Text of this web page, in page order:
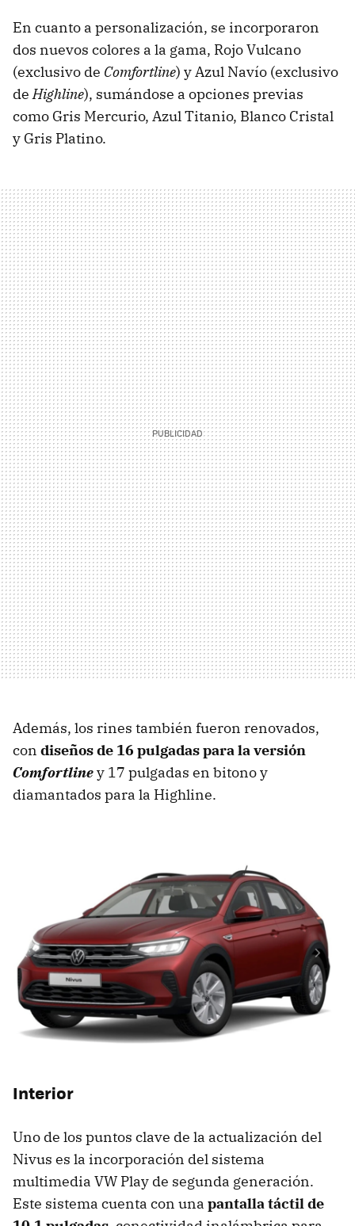
En cuanto a personalización, se incorporaron
dos nuevos colores a la gama, Rojo Vulcano
(exclusivo de Comfortline) y Azul Navío (exclusivo
deHighline), sumándose a opciones previas
como Gris Mercurio, Azul Titanio, Blanco Cristal
y Gris Platino.
Además, los rines también fueron renovados,
con diseños de 16 pulgadas para la versión
Comfortliney 17 pulgadas en bitono y
diamantados para la Highline.
Interior
Uno de los puntos clave de la actualización del
Nivus es la incorporación del sistema
multimedia VW Play de segunda generación.
Este sistema cuenta con una pantalla táctil de